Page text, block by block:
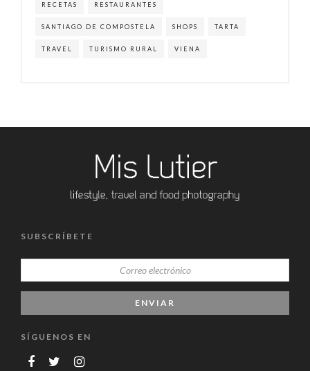
RECETAS RESTAURANTES
SANTIAGO DE COMPOSTELA SHOPS TARTA
TRAVEL TURISMO RURAL VIENA
SUBSCRÍBETE
SÍGUENOS EN